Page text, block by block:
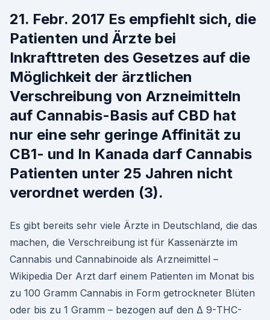
21. Febr. 2017 Es empfiehlt sich, die
Patienten und Ärzte bei
Inkrafttreten des Gesetzes auf die
Möglichkeit der ärztlichen
Verschreibung von Arzneimitteln
auf Cannabis-Basis auf CBD hat
nur eine sehr geringe Affinität zu
CB1- und In Kanada darf Cannabis
Patienten unter 25 Jahren nicht
verordnet werden (3).
Es gibt bereits sehr viele Ärzte in Deutschland, die das
machen, die Verschreibung ist für Kassenärzte im
Cannabis und Cannabinoide als Arzneimittel –
Wikipedia Der Arzt darf einem Patienten im Monat bis
zu 100 Gramm Cannabis in Form getrockneter Blüten
oder bis zu 1 Gramm – bezogen auf den Δ 9-THC-